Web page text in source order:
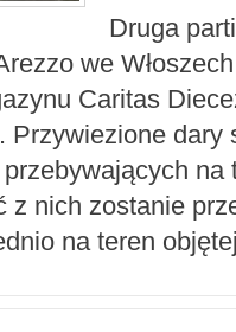
Druga
we
Caritas
Przywiezione dary
na
z nich zostanie
na teren